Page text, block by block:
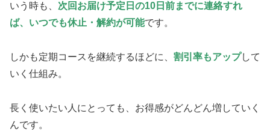
いう時も、 次回お届け予定日の10日前までに連絡すれ
ば、いつでも休止・解約が可能です。
しかも定期コースを継続するほどに、 割引率もアップして
いく仕組み。
長く使いたい人にとっても、お得感がどんどん増していく
んです。